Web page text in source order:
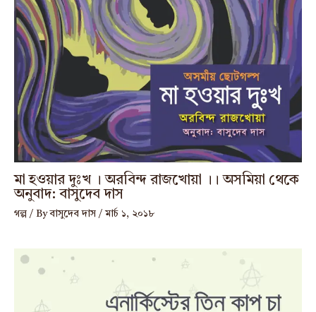
মা হওয়ার দুঃখ । অরবিন্দ রাজখোয়া ।। অসমিয়া থেকে
অনুবাদ: বাসুদেব দাস
গল্প / Byবাসুদেব দাস /মার্চ ১, ২০১৮